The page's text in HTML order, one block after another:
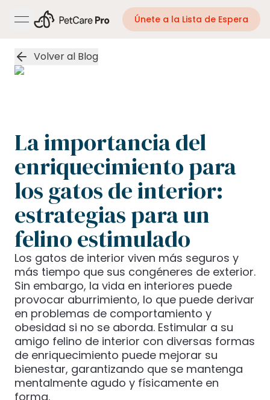
open navigation menuÚnete a la Lista de Espera
Volver al Blog
La importancia del
enriquecimiento para
los gatos de interior:
estrategias para un
felino estimulado
Los gatos de interior viven más seguros y
más tiempo que sus congéneres de exterior.
Sin embargo, la vida en interiores puede
provocar aburrimiento, lo que puede derivar
en problemas de comportamiento y
obesidad si no se aborda. Estimular a su
amigo felino de interior con diversas formas
de enriquecimiento puede mejorar su
bienestar, garantizando que se mantenga
mentalmente agudo y físicamente en
forma.